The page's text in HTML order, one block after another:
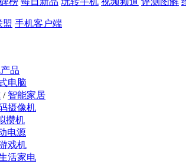
盟 手机客户端
品
电脑
/ 智能家居
摄像机
攒机
电源
戏机
活家电